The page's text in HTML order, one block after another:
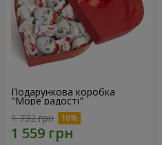
Подарункова коробка
"Море радості"
1 732 грн